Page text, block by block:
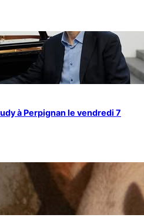
à Perpignan le vendredi 7